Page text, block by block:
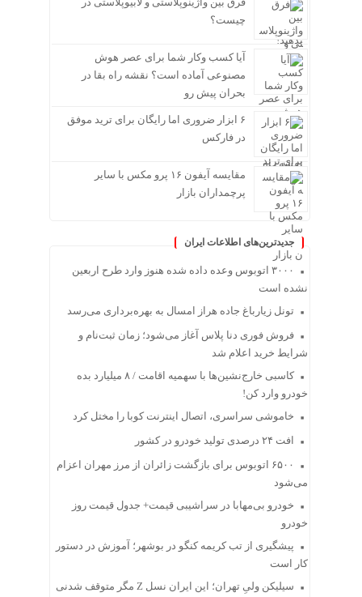
چیست؟
آیا کسب وکار شما برای عصر هوش
مصنوعی آماده است؟ نقشه راه بقا در
بحران پیش رو
۶ ابزار ضروری اما رایگان برای ترید موفق
در فارکس
مقایسه آیفون ۱۶ پرو مکس با سایر
پرچمداران بازار
جدیدترین‌های اطلاعات ایران
۳۰۰۰ اتوبوس وعده داده شده هنوز وارد طرح اربعین
نشده است
تونل زیارباغ جاده هراز امسال به بهره‌برداری می‌رسد
فروش فوری دنا پلاس آغاز می‌شود؛ زمان ثبت‌نام و
شرایط خرید اعلام شد
کاسبی خارج‌نشین‌ها با سهمیه اقامت / ۸ میلیارد بده
خودرو وارد کن!
خاموشی سراسری، اتصال اینترنت کوبا را مختل کرد
افت ۲۴ درصدی تولید خودرو در کشور
۶۵۰۰ اتوبوس برای بازگشت زائران از مرز مهران اعزام
می‌شود
خودرو بی‌مهابا در سراشیبی قیمت+ جدول قیمت روز
خودرو
پیشگیری از تب کریمه کنگو در بوشهر؛ آموزش در دستور
کار است
سیلیکن ولیِ تهران؛ این ایران نسل Z مگر متوقف شدنی